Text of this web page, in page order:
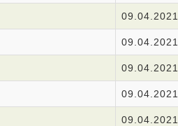
09.04.2021
09.04.2021
09.04.2021
09.04.2021
09.04.2021